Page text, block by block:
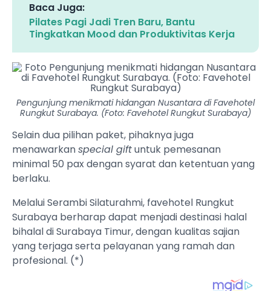
Baca Juga:
Pilates Pagi Jadi Tren Baru, Bantu
Tingkatkan Mood dan Produktivitas Kerja
Pengunjung menikmati hidangan Nusantara di Favehotel
Rungkut Surabaya. (Foto: Favehotel Rungkut Surabaya)
Selain dua pilihan paket, pihaknya juga
menawarkanspecial giftuntuk pemesanan
minimal 50 pax dengan syarat dan ketentuan yang
berlaku.
Melalui Serambi Silaturahmi, favehotel Rungkut
Surabaya berharap dapat menjadi destinasi halal
bihalal di Surabaya Timur, dengan kualitas sajian
yang terjaga serta pelayanan yang ramah dan
profesional. (*)